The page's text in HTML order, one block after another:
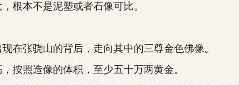
本不是泥塑或者石像可比。
张骁山的背后，走向其中的三尊金色佛像。
照造像的体积，至少五十万两黄金。